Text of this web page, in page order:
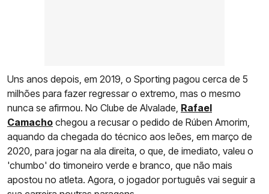
Uns anos depois, em 2019, o Sporting pagou cerca de 5
milhões para fazer regressar o extremo, mas o mesmo
nunca se afirmou. No Clube de Alvalade, Rafael
Camacho chegou a recusar o pedido de Rúben Amorim,
aquando da chegada do técnico aos leões, em março de
2020, para jogar na ala direita, o que, de imediato, valeu o
'chumbo' do timoneiro verde e branco, que não mais
apostou no atleta. Agora, o jogador português vai seguir a